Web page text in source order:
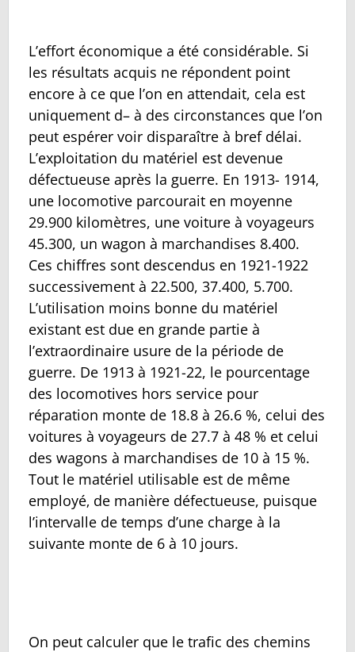
L’effort économique a été considérable. Si
les résultats acquis ne répondent point
encore à ce que l’on en attendait, cela est
uniquement d– à des circonstances que l’on
peut espérer voir disparaître à bref délai.
L’exploitation du matériel est devenue
défectueuse après la guerre. En 1913- 1914,
une locomotive parcourait en moyenne
29.900 kilomètres, une voiture à voyageurs
45.300, un wagon à marchandises 8.400.
Ces chiffres sont descendus en 1921-1922
successivement à 22.500, 37.400, 5.700.
L’utilisation moins bonne du matériel
existant est due en grande partie à
l’extraordinaire usure de la période de
guerre. De 1913 à 1921-22, le pourcentage
des locomotives hors service pour
réparation monte de 18.8 à 26.6 %, celui des
voitures à voyageurs de 27.7 à 48 % et celui
des wagons à marchandises de 10 à 15 %.
Tout le matériel utilisable est de même
employé‚ de manière défectueuse, puisque
l’intervalle de temps d’une charge à la
suivante monte de 6 à 10 jours.
On peut calculer que le trafic des chemins